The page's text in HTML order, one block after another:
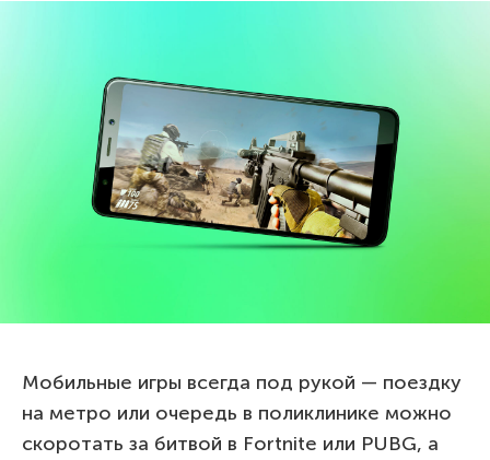
Мобильные игры всегда под рукой — поездку
на метро или очередь в поликлинике можно
скоротать за битвой в Fortnite или PUBG, а